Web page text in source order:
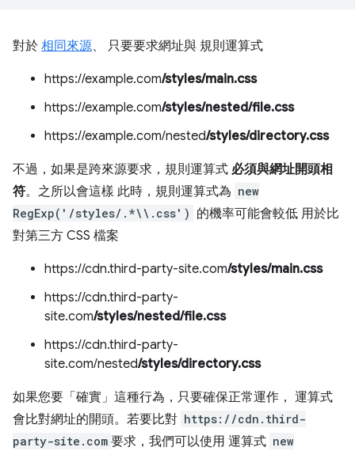
對於 相同來源、 只要要求網址與 規則運算式
https://example.com/styles/main.css
https://example.com/styles/nested/file.css
https://example.com/nested/styles/directory.css
不過，如果是跨來源要求，規則運算式 必須與網址開頭相
符。之所以會這樣 此時，規則運算式為 new
RegExp('/styles/.*\\.css') 的機率可能會較低 用於比
對第三方 CSS 檔案
https://cdn.third-party-site.com/styles/main.css
https://cdn.third-party-
site.com/styles/nested/file.css
https://cdn.third-party-
site.com/nested/styles/directory.css
如果您要「確實」 這種行為，只要確保正常運作， 運算式
會比對網址的開頭。若要比對 https://cdn.third-
party-site.com 要求，我們可以使用 運算式 new